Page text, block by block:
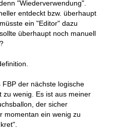
"Wiederverwendung".
entdeckt bzw. überhaupt
ein "Editor" dazu
überhaupt noch manuell
der nächste logische
zu wenig. Es ist aus meiner
der sicher
momentan ein wenig zu